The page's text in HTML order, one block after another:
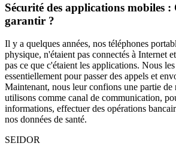
Sécurité des applications mobiles :
garantir ?
Il y a quelques années, nos téléphones
physique, n'étaient pas connectés à Internet
pas ce que c'étaient les applications. Nous
essentiellement pour passer des appels et
Maintenant, nous leur confions une partie de
utilisons comme canal de communication,
informations, effectuer des opérations
nos données de santé.
SEIDOR